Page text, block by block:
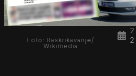
Foto: Raskrikavanje/
Wikimedia